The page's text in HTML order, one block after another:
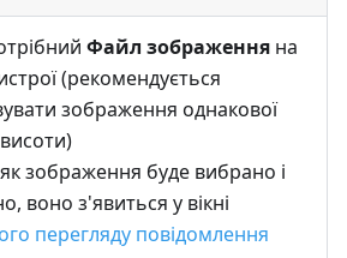
Файл зображення на
(рекомендується
зображення однакової
зображення буде вибрано і
воно з'явиться у вікні
перегляду повідомлення